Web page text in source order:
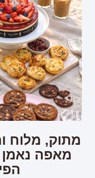
מתוק, מלוח
מאפה נאמן